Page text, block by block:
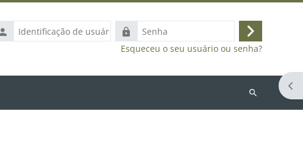
Senha
Acessar
Esqueceu o seu usuário ou senha?
Buscar